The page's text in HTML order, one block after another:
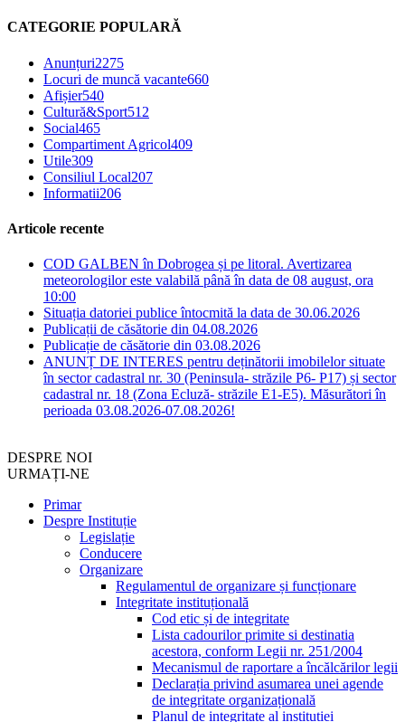
CATEGORIE POPULARĂ
Anunțuri2275
Locuri de muncă vacante660
Afișier540
Cultură&Sport512
Social465
Compartiment Agricol409
Utile309
Consiliul Local207
Informatii206
Articole recente
COD GALBEN în Dobrogea și pe litoral. Avertizarea
meteorologilor este valabilă până în data de 08 august, ora
10:00
Situația datoriei publice întocmită la data de 30.06.2026
Publicații de căsătorie din 04.08.2026
Publicație de căsătorie din 03.08.2026
ANUNȚ DE INTERES pentru deținătorii imobilelor situate
în sector cadastral nr. 30 (Peninsula- străzile P6- P17) și sector
cadastral nr. 18 (Zona Ecluză- străzile E1-E5). Măsurători în
perioada 03.08.2026-07.08.2026!
DESPRE NOI
URMAȚI-NE
Primar
Despre Instituție
Legislație
Conducere
Organizare
Regulamentul de organizare și funcționare
Integritate instituțională
Cod etic și de integritate
Lista cadourilor primite si destinatia
acestora, conform Legii nr. 251/2004
Mecanismul de raportare a încălcărilor legii
Declarația privind asumarea unei agende
de integritate organizațională
Planul de integritate al instituției